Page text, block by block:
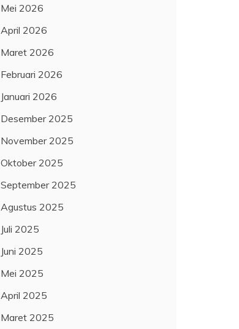
Mei 2026
April 2026
Maret 2026
Februari 2026
Januari 2026
Desember 2025
November 2025
Oktober 2025
September 2025
Agustus 2025
Juli 2025
Juni 2025
Mei 2025
April 2025
Maret 2025